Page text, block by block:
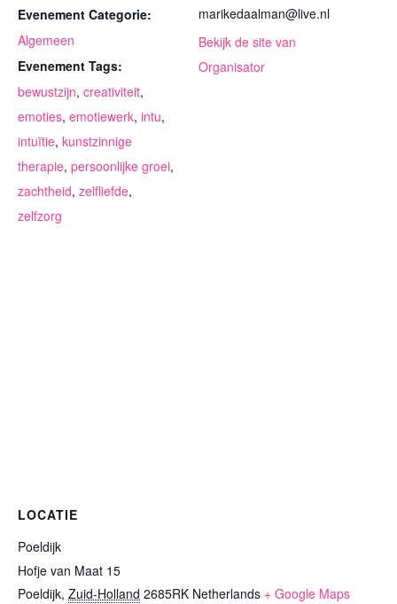
Evenement Categorie:
Algemeen
Evenement Tags:
bewustzijn, creativiteit,
emoties, emotiewerk, intu,
intuïtie, kunstzinnige
therapie, persoonlijke groei,
zachtheid, zelfliefde,
zelfzorg
marikedaalman@live.nl
Bekijk de site van
Organisator
LOCATIE
Poeldijk
Hofje van Maat 15
Poeldijk, Zuid-Holland 2685RK Netherlands + Google Maps